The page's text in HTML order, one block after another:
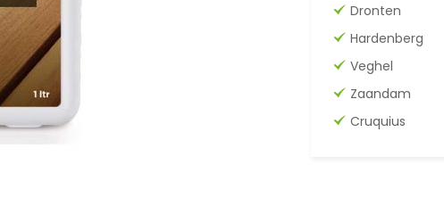
Dronten
Hardenberg
Veghel
Zaandam
Cruquius